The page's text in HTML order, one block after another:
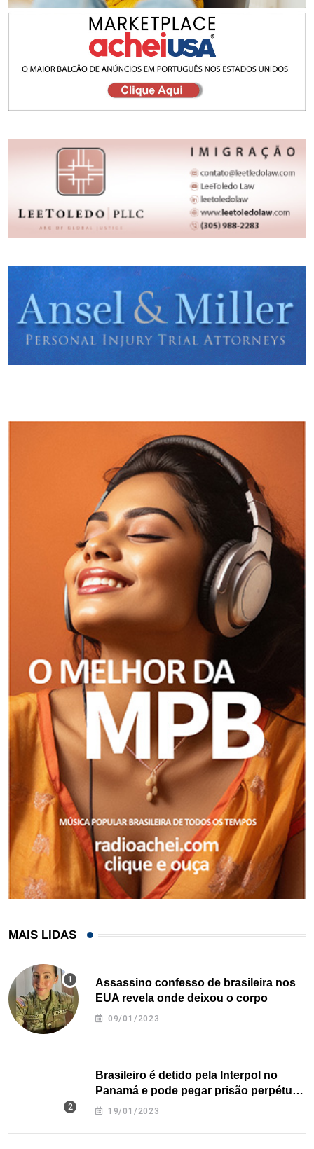
MAIS LIDAS
Assassino confesso de brasileira nos
EUA revela onde deixou o corpo
09/01/2023
Brasileiro é detido pela Interpol no
Panamá e pode pegar prisão perpétua
nos EUA
19/01/2023